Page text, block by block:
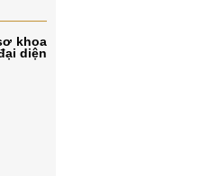
khoa
diện